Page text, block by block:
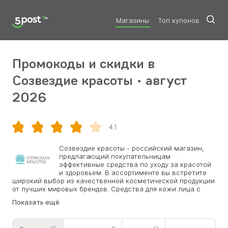
Магазины Топ купонов
Промокоды и скидки в
Созвездие красоты • август
2026
4.1
Созвездие красоты - российский магазин,
предлагающий покупательницам
эффективные средства по уходу за красотой
и здоровьем. В ассортименте вы встретите
широкий выбор из качественной косметической продукции
от лучших мировых брендов. Средства для кожи лица с
головы и волос, различные массажеры для проблемных
лазерные эпиляторы и многое другое доступны по
Показать ещё